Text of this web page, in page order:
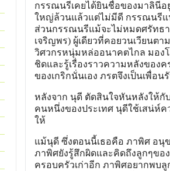
กรรณนรีเคยได้ยินชื่อของมาลินีอ
ใหญ่ล้วนแล้วแต่ไม่มีดี กรรณนรีแ
ส่วนกรรณนรีแม้จะไม่หมดศรัทธา
เจริญพร) ผู้เดียวที่คอยวนเวียนต
วิศวกรหนุ่มหล่ออนาคตไกล มอง
ชิดและรู้เรื่องราวความหลังของ
ของเกริกนั่นเอง ภรตจึงเป็นเพื่
หลังจาก นุดี ตัดสินใจหันหลังให้กั
คนหนึ่งของประเทศ นุดีใช้เสน่ห์
ให้
แม้นุดี ซึ่งตอนนี้เธอคือ ภาพิศ อนุ
ภาพิศยังรู้สึกผิดและคิดถึงลูกๆขอ
ครอบครัวเก่าอีก ภาพิศอยากพบ